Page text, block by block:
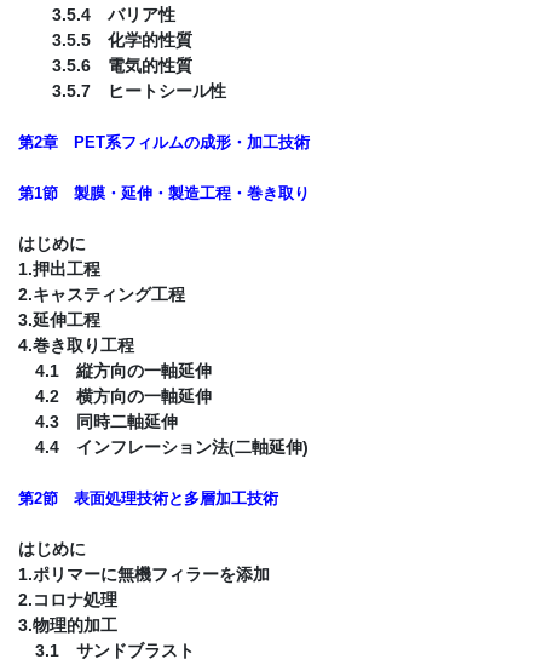
3.5.4 バリア性
3.5.5 化学的性質
3.5.6 電気的性質
3.5.7 ヒートシール性
第2章 PET系フィルムの成形・加工技術
第1節 製膜・延伸・製造工程・巻き取り
はじめに
1.押出工程
2.キャスティング工程
3.延伸工程
4.巻き取り工程
4.1 縦方向の一軸延伸
4.2 横方向の一軸延伸
4.3 同時二軸延伸
4.4 インフレーション法(二軸延伸)
第2節 表面処理技術と多層加工技術
はじめに
1.ポリマーに無機フィラーを添加
2.コロナ処理
3.物理的加工
3.1 サンドブラスト